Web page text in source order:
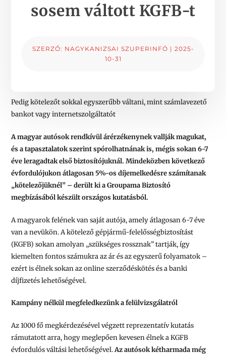
sosem váltott KGFB-t
SZERZŐ: NAGYKANIZSAI SZUPERINFÓ | 2025-
10-31
Pedig kötelezőt sokkal egyszerűbb váltani, mint számlavezető
bankot vagy internetszolgáltatót
A magyar autósok rendkívül árérzékenynek vallják magukat,
és a tapasztalatok szerint spórolhatnának is, mégis sokan 6-7
éve leragadtak első biztosítójuknál. Mindeközben következő
évfordulójukon átlagosan 5%-os díjemelkedésre számítanak
„kötelezőjüknél” – derült ki a Groupama Biztosító
megbízásából készült országos kutatásból.
A magyarok felének van saját autója, amely átlagosan 6-7 éve
van a nevükön. A kötelező gépjármű-felelősségbiztosítást
(KGFB) sokan amolyan „szükséges rossznak” tartják, így
kiemelten fontos számukra az ár és az egyszerű folyamatok –
ezért is élnek sokan az online szerződéskötés és a banki
díjfizetés lehetőségével.
Kampány nélkül megfeledkezünk a felülvizsgálatról
Az 1000 fő megkérdezésével végzett reprezentatív kutatás
rámutatott arra, hogy meglepően kevesen élnek a KGFB
évfordulós váltási lehetőségével.Az autósok kétharmada még